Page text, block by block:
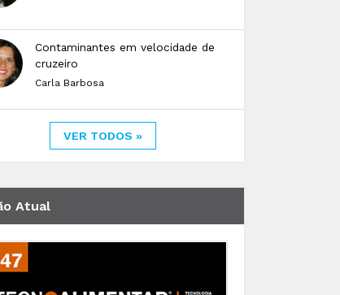
Contaminantes em velocidade de
cruzeiro
Carla Barbosa
VER TODOS »
Atual